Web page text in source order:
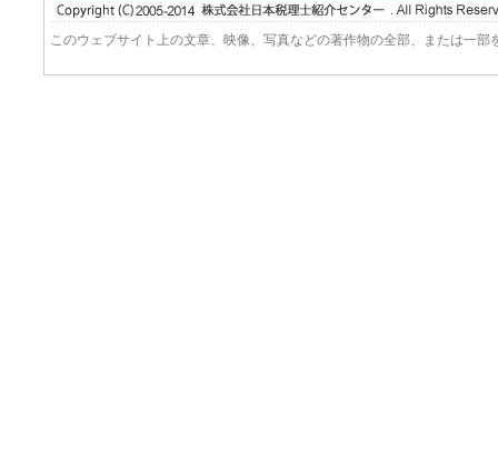
このウェブサイト上の文章、映像、写真などの著作物の全部、または一